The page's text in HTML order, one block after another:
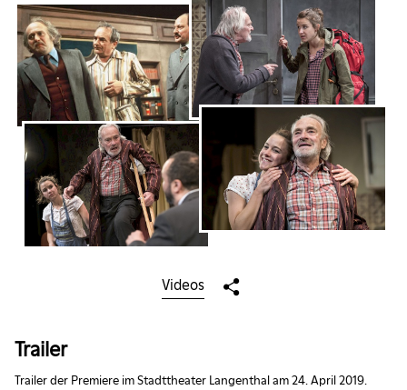
Videos
Trailer
Trailer der Premiere im Stadttheater Langenthal am 24. April 2019.